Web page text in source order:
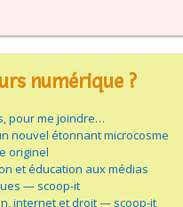
numérique ?
pour me joindre…
nouvel étonnant microcosme
originel
et éducation aux médias
— scoop-it
internet et droit — scoop-it